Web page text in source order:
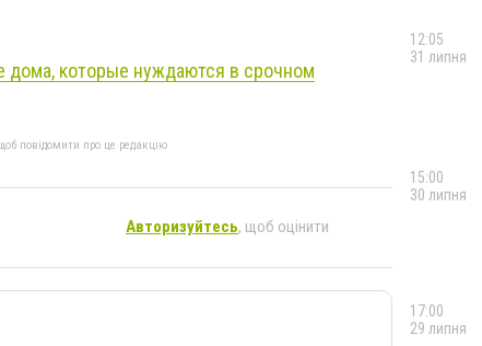
которые нуждаются в срочном
повідомити про це редакцію
Авторизуйтесь, щоб оцінити
12:05
31 липня
15:00
30 липня
17:00
29 липня